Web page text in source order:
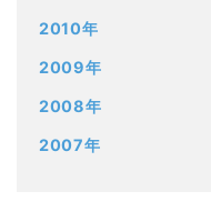
2010年
2009年
2008年
2007年